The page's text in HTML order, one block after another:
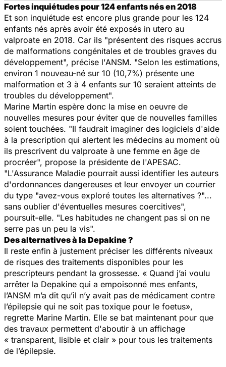
Fortes inquiétudes pour 124 enfants nés en 2018
Et son inquiétude est encore plus grande pour les 124
enfants nés après avoir été exposés in utero au
valproate en 2018. Car ils "présentent des risques accrus
de malformations congénitales et de troubles graves du
développement", précise l'ANSM. "Selon les estimations,
environ 1 nouveau-né sur 10 (10,7%) présente une
malformation et 3 à 4 enfants sur 10 seraient atteints de
troubles du développement".
Marine Martin espère donc la mise en oeuvre de
nouvelles mesures pour éviter que de nouvelles familles
soient touchées. "Il faudrait imaginer des logiciels d'aide
à la prescription qui alertent les médecins au moment où
ils prescrivent du valproate à une femme en âge de
procréer", propose la présidente de l'APESAC.
"L'Assurance Maladie pourrait aussi identifier les auteurs
d'ordonnances dangereuses et leur envoyer un courrier
du type "avez-vous exploré toutes les alternatives ?"...
sans oublier d'éventuelles mesures coercitives",
poursuit-elle. "Les habitudes ne changent pas si on ne
serre pas un peu la vis".
Des alternatives à la Depakine ?
Il reste enfin à justement préciser les différents niveaux
de risques des traitements disponibles pour les
prescripteurs pendant la grossesse. « Quand j’ai voulu
arrêter la Depakine qui a empoisonné mes enfants,
l’ANSM m’a dit qu’il n’y avait pas de médicament contre
l’épilepsie qui ne soit pas toxique pour le foetus»,
regrette Marine Martin. Elle se bat maintenant pour que
des travaux permettent d'aboutir à un affichage
« transparent, lisible et clair » pour tous les traitements
de l’épilepsie.